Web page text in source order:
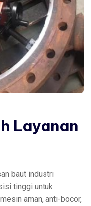
Layanan
baut industri
tinggi untuk
aman, anti-bocor,